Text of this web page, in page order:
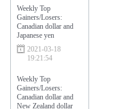
Weekly Top
Gainers/Losers:
Canadian dollar and
Japanese yen
2021-03-18
19:21:54
Weekly Top
Gainers/Losers:
Canadian dollar and
New Zealand dollar